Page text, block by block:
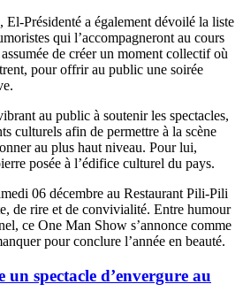
El-Présidenté a également dévoilé la liste
qui l’accompagneront au cours
de créer un moment collectif où
pour offrir au public une soirée
au public à soutenir les spectacles,
culturels afin de permettre à la scène
au plus haut niveau. Pour lui,
posée à l’édifice culturel du pays.
06 décembre au Restaurant Pili-Pili
de rire et de convivialité. Entre humour
ce One Man Show s’annonce comme
pour conclure l’année en beauté.
un spectacle d’envergure au